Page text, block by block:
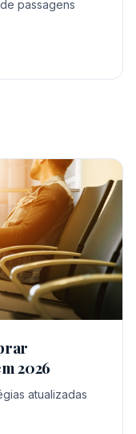
passagens
2026
atualizadas